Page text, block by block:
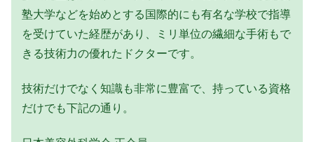
塾大学などを始めとする国際的にも有名な学校で指導
を受けていた経歴があり、ミリ単位の繊細な手術もで
きる技術力の優れたドクターです。
技術だけでなく知識も非常に豊富で、持っている資格
だけでも下記の通り。